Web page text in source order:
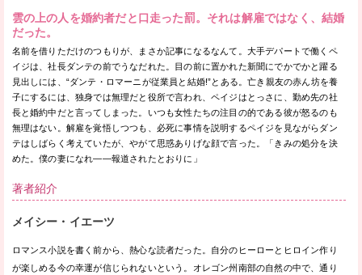
雲の上の人を婚約者だと口走った罰。それは解雇ではなく、結婚
だった。
名前を借りただけのつもりが、まさか記事になるなんて。大手デパートで働くペ
イジは、社長ダンテの前でうなだれた。目の前に置かれた新聞にでかでかと躍る
見出しには、“ダンテ・ロマーニが従業員と結婚!”とある。亡き親友の赤ん坊を養
子にするには、独身では無理だと役所で言われ、ペイジはとっさに、勤め先の社
長と婚約中だと言ってしまった。いつも女性たちの注目の的である彼が怒るのも
無理はない。解雇を覚悟しつつも、必死に事情を説明するペイジを見ながらダン
テはしばらく考えていたが、やがて思惑ありげな顔で言った。「きみの処分を決
めた。僕の妻になれ——報道されたとおりに」
著者紹介
メイシー・イエーツ
ロマンス小説を書く前から、熱心な読者だった。自分のヒーローとヒロイン作り
が楽しめる今の幸運が信じられないという。オレゴン州南部の自然の中で、通り